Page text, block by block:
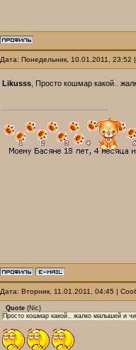
Дата: Понедельник, 10.01.2011,
Likusss , Просто кошмар какой..
Дата: Вторник, 11.01.2011, 04:45 |
Quote (Nic)
Просто кошмар какой.. жалко малышей и